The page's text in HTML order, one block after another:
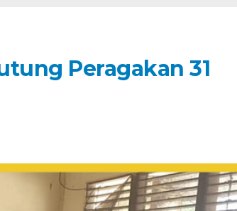
Peragakan 31